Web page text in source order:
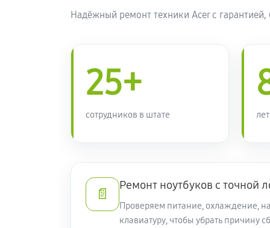
Замена южного моста ноутбука
(NH.Q82ER.008)
Замена вебкамеры ноутбука Acer
Установка драйверов ноутбука
Надёжный ремонт техники Acer с
25+
сотрудников в штате
📄
Ремонт ноутбуков с точной
Проверяем питание, охлаждение,
клавиатуру, чтобы убрать причину